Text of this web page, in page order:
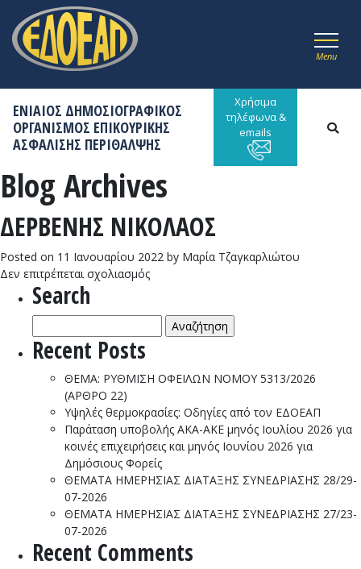
Menu
ΕΝΙΑΙΟΣ ΔΗΜΟΣΙΟΓΡΑΦΙΚΟΣ
ΟΡΓΑΝΙΣΜΟΣ ΕΠΙΚΟΥΡΙΚΗΣ
ΑΣΦΑΛΙΣΗΣ ΠΕΡΙΘΑΛΨΗΣ
Χρήσιμα
τηλέφωνα &
emails
Blog Archives
ΔΕΡΒΕΝΗΣ ΝΙΚΟΛΑΟΣ
Posted on 11 Ιανουαρίου 2022 by Μαρία Τζαγκαρλιώτου
Δεν επιτρέπεται σχολιασμόςστο
Search
για:
Recent Posts
ΘΕΜΑ: ΡΥΘΜΙΣΗ ΟΦΕΙΛΩΝ ΝΟΜΟΥ 5313/2026
(ΑΡΘΡΟ 22)
Υψηλές θερμοκρασίες: Οδηγίες από τον ΕΔΟΕΑΠ
Παράταση υποβολής ΑΚΑ-ΑΚΕ μηνός Ιουλίου 2026 για
κοινές επιχειρήσεις και μηνός Ιουνίου 2026 για
Δημόσιους Φορείς
ΘΕΜΑΤΑ ΗΜΕΡΗΣΙΑΣ ΔΙΑΤΑΞΗΣ ΣΥΝΕΔΡΙΑΣΗΣ 28/29-
07-2026
ΘΕΜΑΤΑ ΗΜΕΡΗΣΙΑΣ ΔΙΑΤΑΞΗΣ ΣΥΝΕΔΡΙΑΣΗΣ 27/23-
07-2026
Recent Comments